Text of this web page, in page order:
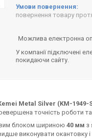
повернення товару
У компанії підключені
покидаючи сайту.
Metal Silver (KM-1949-
точність роботи
блоком шириною 40 мм з
виконувати окантовку